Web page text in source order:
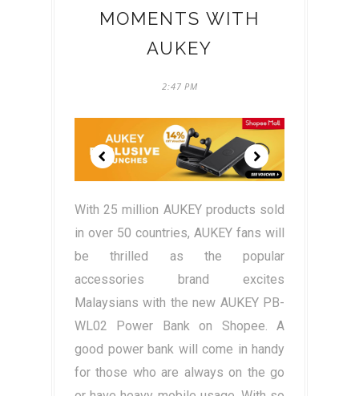
MOMENTS WITH
AUKEY
2:47 PM
With 25 million AUKEY products sold
in over 50 countries, AUKEY fans will
be thrilled as the popular
accessories brand excites
Malaysians with the new AUKEY PB-
WL02 Power Bank on Shopee. A
good power bank will come in handy
for those who are always on the go